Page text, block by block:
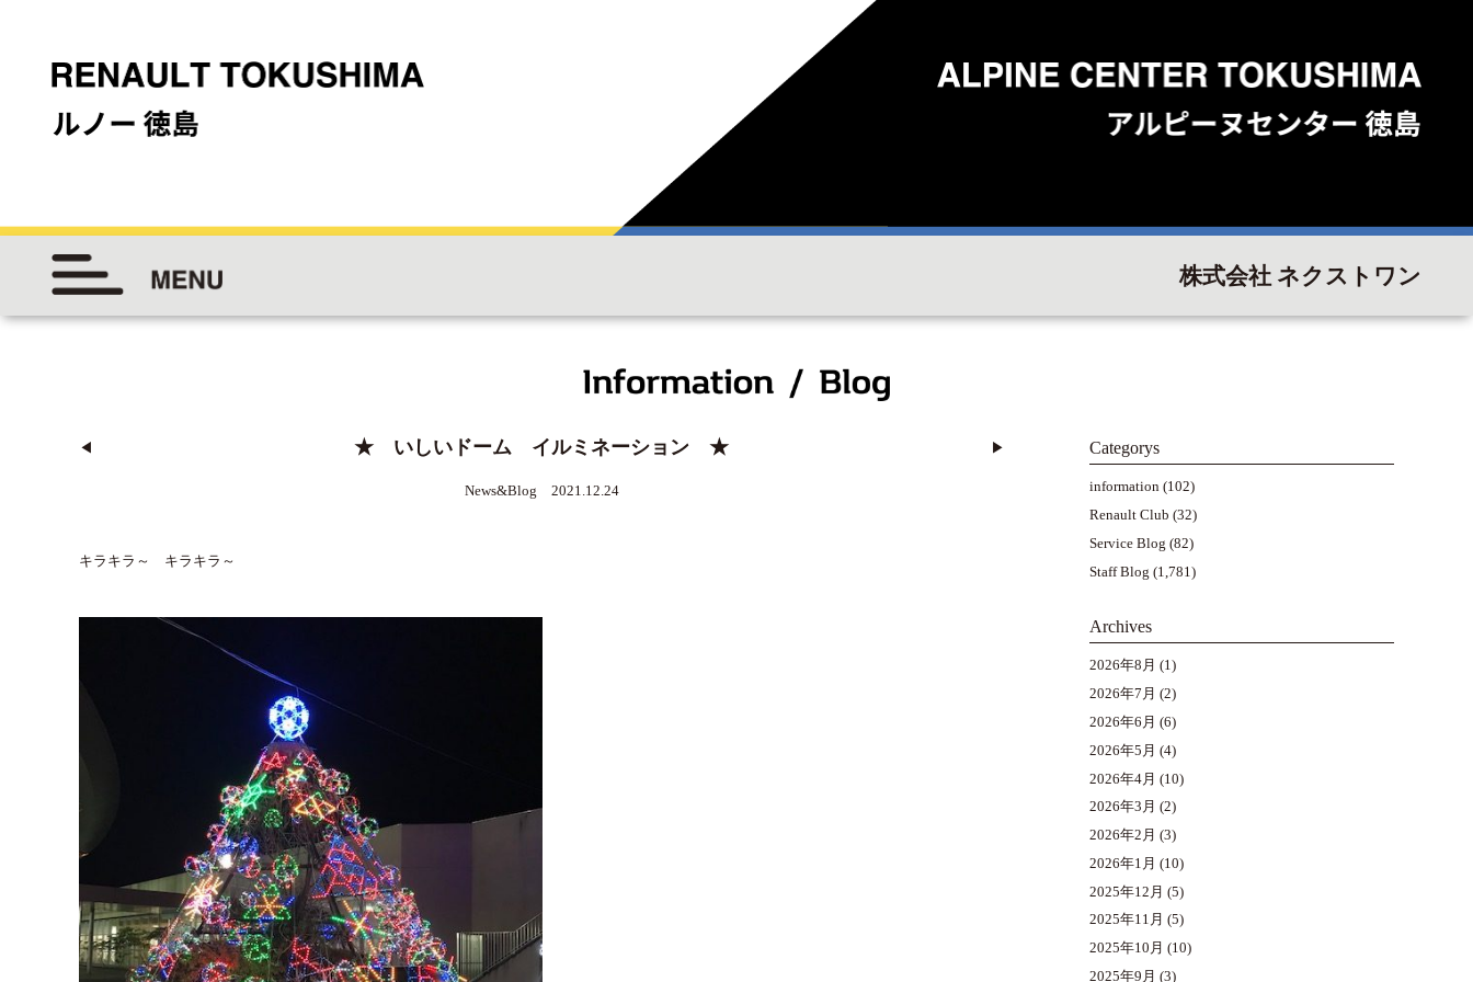
株式会社 ネクストワン
◀︎ ★ いしいドーム イルミネーション ★
News&Blog 2021.12.24
▶︎
キラキラ～ キラキラ～
Categorys
information(102)
Renault Club (32)
Service Blog (82)
Staff Blog (1,781)
Archives
2026年8月 (1)
2026年7月 (2)
2026年6月 (6)
2026年5月 (4)
2026年4月 (10)
2026年3月 (2)
2026年2月 (3)
2026年1月 (10)
2025年12月 (5)
2025年11月 (5)
2025年10月 (10)
2025年9月 (3)